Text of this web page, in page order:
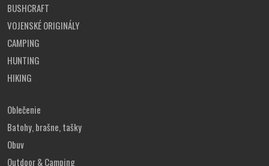
BUSHCRAFT
VOJENSKÉ ORIGINÁLY
CAMPING
HUNTING
HIKING
Oblečenie
Batohy, brašne, tašky
Obuv
Outdoor & Camping